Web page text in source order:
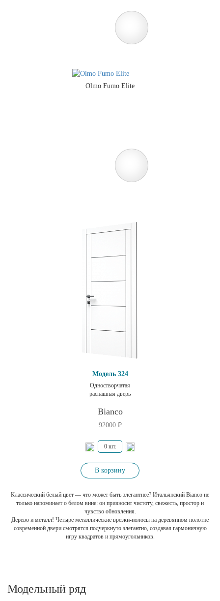
Olmo Fumo Elite
Модель 324
Одностворчатая
распашная дверь
Bianco
92000₽
В корзину
Классический белый цвет — что может быть элегантнее? Итальянский Bianco не
только напоминает о белом вине: он привносит чистоту, свежесть, простор и
чувство обновления.
Дерево и металл! Четыре металлические врезки-полосы на деревянном полотне
современной двери смотрятся подчеркнуто элегантно, создавая гармоничную
игру квадратов и прямоугольников.
Модельный ряд